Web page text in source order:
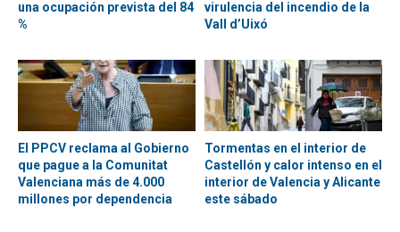
una ocupación prevista del 84
%
virulencia del incendio de la
Vall d’Uixó
El PPCV reclama al Gobierno
que pague a la Comunitat
Valenciana más de 4.000
millones por dependencia
Tormentas en el interior de
Castellón y calor intenso en el
interior de Valencia y Alicante
este sábado